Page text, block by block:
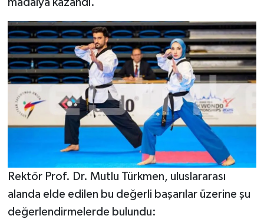
Rektör Prof. Dr. Mutlu Türkmen, uluslararası
alanda elde edilen bu değerli başarılar üzerine şu
değerlendirmelerde bulundu: